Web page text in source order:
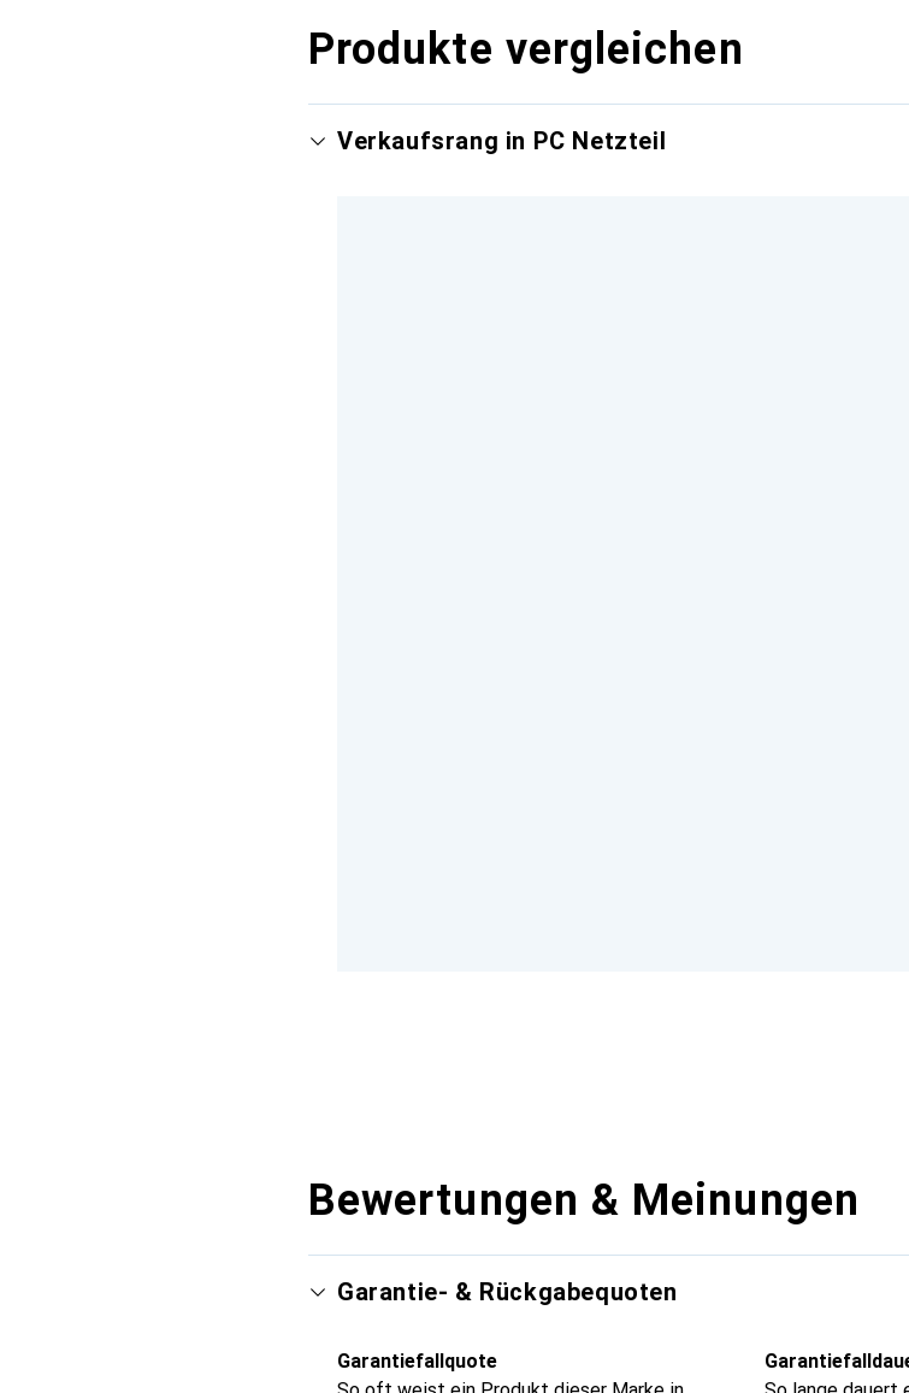
Produkte vergleichen
Verkaufsrang in PC Netzteil
Bewertungen & Meinungen
Garantie- & Rückgabequoten
Garantiefallquote